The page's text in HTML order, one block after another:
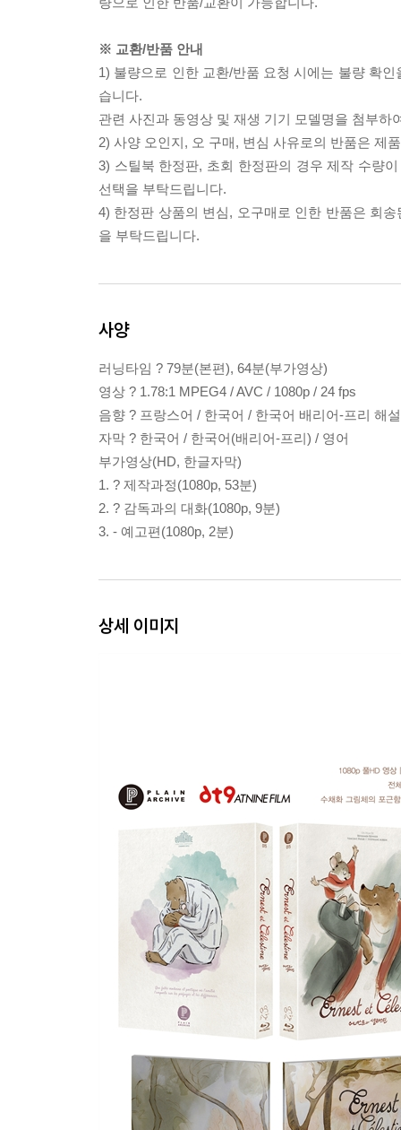
※ 교환/반품 안내
1) 불량으로 인한 교환/반품 요청 시에는 불량 확
습니다.
관련 사진과 동영상 및 재생 기기 모델명을 첨부하
2) 사양 오인지, 오 구매, 변심 사유로의 반품은 제
3) 스틸북 한정판, 초회 한정판의 경우 제작 수량
선택을 부탁드립니다.
4) 한정판 상품의 변심, 오구매로 인한 반품은 회
을 부탁드립니다.
사양
러닝타임 ? 79분(본편), 64분(부가영상)
영상 ? 1.78:1 MPEG4 / AVC / 1080p / 24 fps
음향 ? 프랑스어 / 한국어 / 한국어 배리어-프리 해
자막 ? 한국어 / 한국어(배리어-프리) / 영어
부가영상(HD, 한글자막)
1. ? 제작과정(1080p, 53분)
2. ? 감독과의 대화(1080p, 9분)
3. - 예고편(1080p, 2분)
상세 이미지